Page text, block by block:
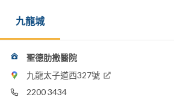
九龍城
聖德肋撒醫院
九龍太子道西327號
2200 3434